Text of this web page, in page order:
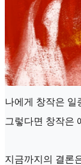
나에게 창작은 일
그렇다면 창작은
지금까지의 결론